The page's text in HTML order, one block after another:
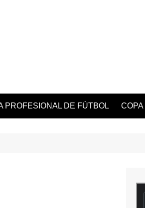
PROFESIONAL DE FÚTBOL